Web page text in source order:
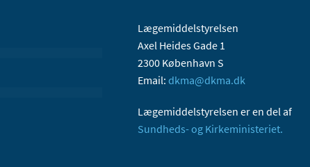
Lægemiddelstyrelsen
Axel Heides Gade 1
2300 København S
Email: dkma@dkma.dk
Lægemiddelstyrelsen er en del af
Sundheds- og Kirkeministeriet.